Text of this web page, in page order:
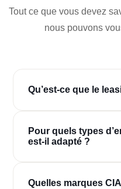
Tout ce que vous devez
nous pouvons
Qu’est-ce que le
Pour quels types
est-il adapté ?
Quelles marques